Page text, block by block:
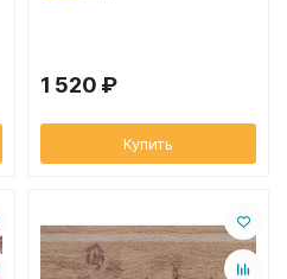
1 520 ₽
Купить